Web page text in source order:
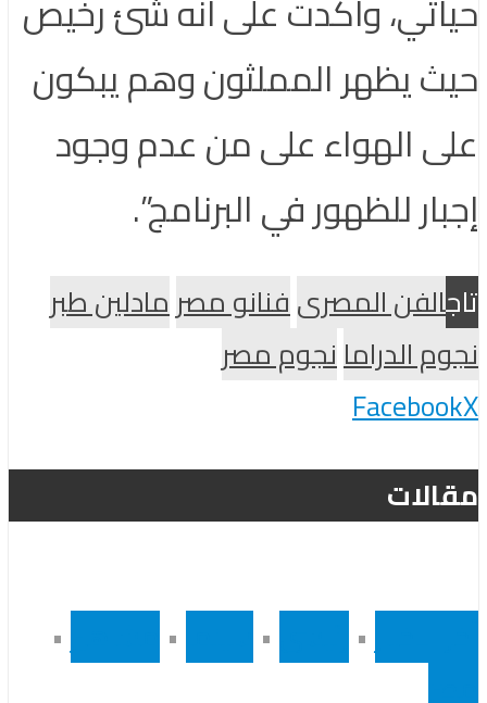
حيث يظهر المملثون وهم يبكون
على الهواء على من عدم وجود
إجبار للظهور في البرنامج”.
تاجالفن المصرىفنانو مصرمادلين طبر
نجوم الدرامانجوم مصر
FacebookX
مقالات
•
•
•
•